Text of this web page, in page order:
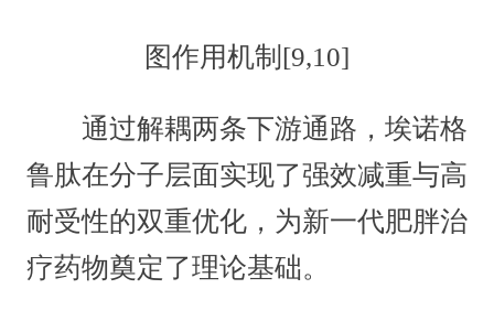
图作用机制[9,10]
通过解耦两条下游通路，埃诺格
鲁肽在分子层面实现了强效减重与高
耐受性的双重优化，为新一代肥胖治
疗药物奠定了理论基础。